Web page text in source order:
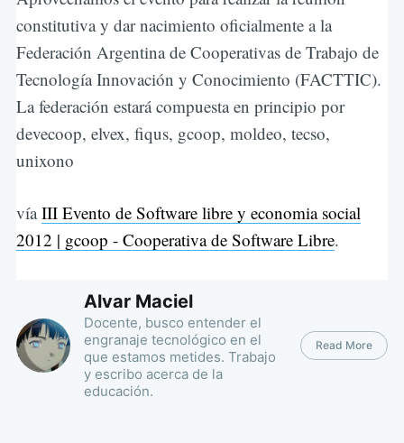
constitutiva y dar nacimiento oficialmente a la
Federación Argentina de Cooperativas de Trabajo de
Tecnología Innovación y Conocimiento (FACTTIC).
La federación estará compuesta en principio por
devecoop, elvex, fiqus, gcoop, moldeo, tecso,
unixono
víaIII Evento de Software libre y economia social
2012 | gcoop - Cooperativa de Software Libre.
Alvar Maciel
Docente, busco entender el
engranaje tecnológico en el
que estamos metides. Trabajo
y escribo acerca de la
educación.
Read More